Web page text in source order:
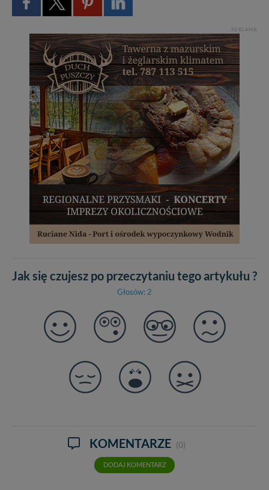
REKLAMA
Jak się czujesz po przeczytaniu tego artykułu ?
Głosów: 2
KOMENTARZE (0)
DODAJ KOMENTARZ